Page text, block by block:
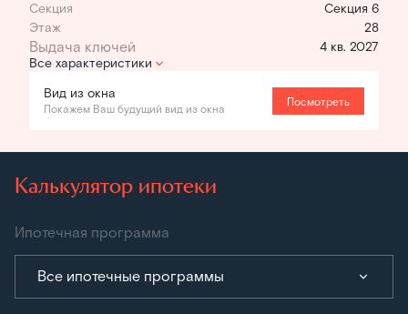
Секция
Секция 6
Этаж
28
4 кв. 2027
Все характеристики
Вид из окна
Покажем Ваш будущий вид из окна
Посмотреть
Калькулятор ипотеки
Ипотечная программа
Все ипотечные программы